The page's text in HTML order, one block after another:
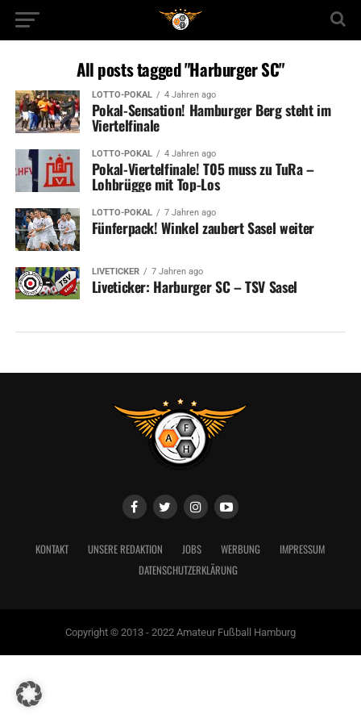
All posts tagged "Harburger SC"
LOTTO-POKAL 4 Jahren ago
Pokal-Sensation! Hamburger Berg steht im
Viertelfinale
LOTTO-POKAL 4 Jahren ago
Pokal-Viertelfinale! T05 muss zu TuRa –
Lohbrügge mit Top-Los
LOTTO-POKAL 7 Jahren ago
Fünferpack! Winkel zaubert Sasel weiter
LIVETICKER 7 Jahren ago
Liveticker: Harburger SC – TSV Sasel
KONTAKT UNSERE REDAKTION JOBS WERBUNG
IMPRESSUM
DATENSCHUTZERKLÄRUNG
Copyright © 2013 - 2022 Amateur Fußball Hamburg